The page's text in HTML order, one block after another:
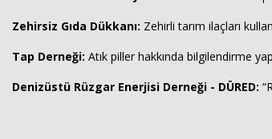
Zehirsiz Gıda Dükkanı: Zehirli tarım ilaçları
Tap Derneği: Atık piller hakkında bilgilendirme
Denizüstü Rüzgar Enerjisi Derneği - DÜRED: